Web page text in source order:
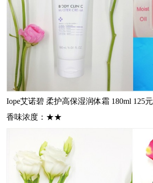
Iope艾诺碧柔护高保湿润体霜 180ml 125元
香味浓度 ： ★★